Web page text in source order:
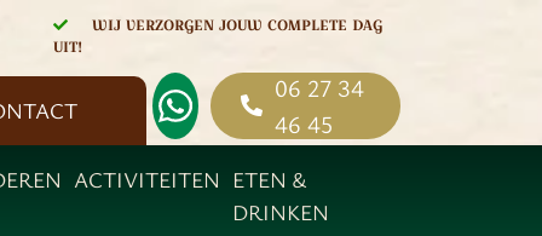
WIJ VERZORGEN JOUW COMPLETE DAG
UIT!
06 27 34
46 45
ACTIVITEITEN ETEN &
DRINKEN